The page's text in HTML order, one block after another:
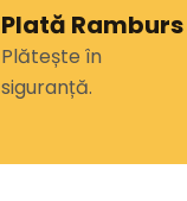
Plată Ramburs
Plătește în
siguranță.